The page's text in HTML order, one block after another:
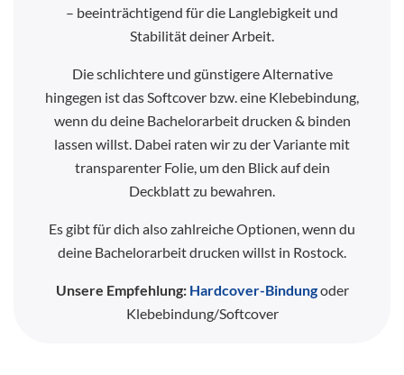
– beeinträchtigend für die Langlebigkeit und
Stabilität deiner Arbeit.
Die schlichtere und günstigere Alternative
hingegen ist das Softcover bzw. eine Klebebindung,
wenn du deine Bachelorarbeit drucken & binden
lassen willst. Dabei raten wir zu der Variante mit
transparenter Folie, um den Blick auf dein
Deckblatt zu bewahren.
Es gibt für dich also zahlreiche Optionen, wenn du
deine Bachelorarbeit drucken willst in Rostock.
Unsere Empfehlung: Hardcover-Bindungoder
Klebebindung/Softcover